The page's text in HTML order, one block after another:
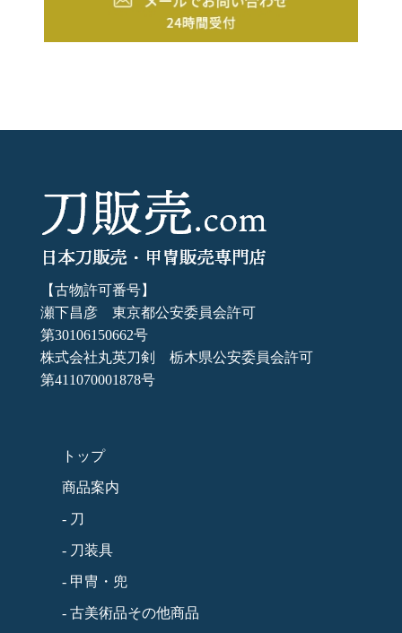
【古物許可番号】
瀬下昌彦 東京都公安委員会許可
第30106150662号
株式会社丸英刀剣 栃木県公安委員会許可
第411070001878号
トップ
商品案内
- 刀
- 刀装具
- 甲冑・兜
- 古美術品その他商品